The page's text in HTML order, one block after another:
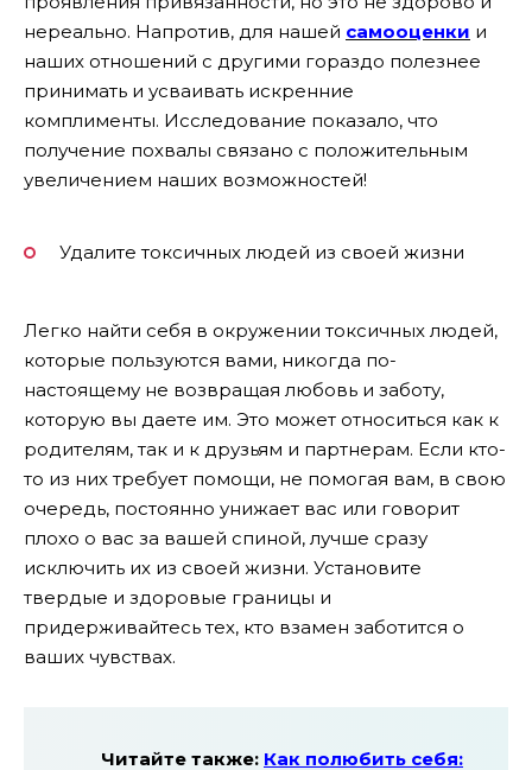
нереально. Напротив, для нашей самооценки и
наших отношений с другими гораздо полезнее
принимать и усваивать искренние
комплименты. Исследование показало, что
получение похвалы связано с положительным
увеличением наших возможностей!
Удалите токсичных людей из своей жизни
Легко найти себя в окружении токсичных людей,
которые пользуются вами, никогда по-
настоящему не возвращая любовь и заботу,
которую вы даете им. Это может относиться как к
родителям, так и к друзьям и партнерам. Если кто-
то из них требует помощи, не помогая вам, в свою
очередь, постоянно унижает вас или говорит
плохо о вас за вашей спиной, лучше сразу
исключить их из своей жизни. Установите
твердые и здоровые границы и
придерживайтесь тех, кто взамен заботится о
ваших чувствах.
Читайте также: Как полюбить себя: